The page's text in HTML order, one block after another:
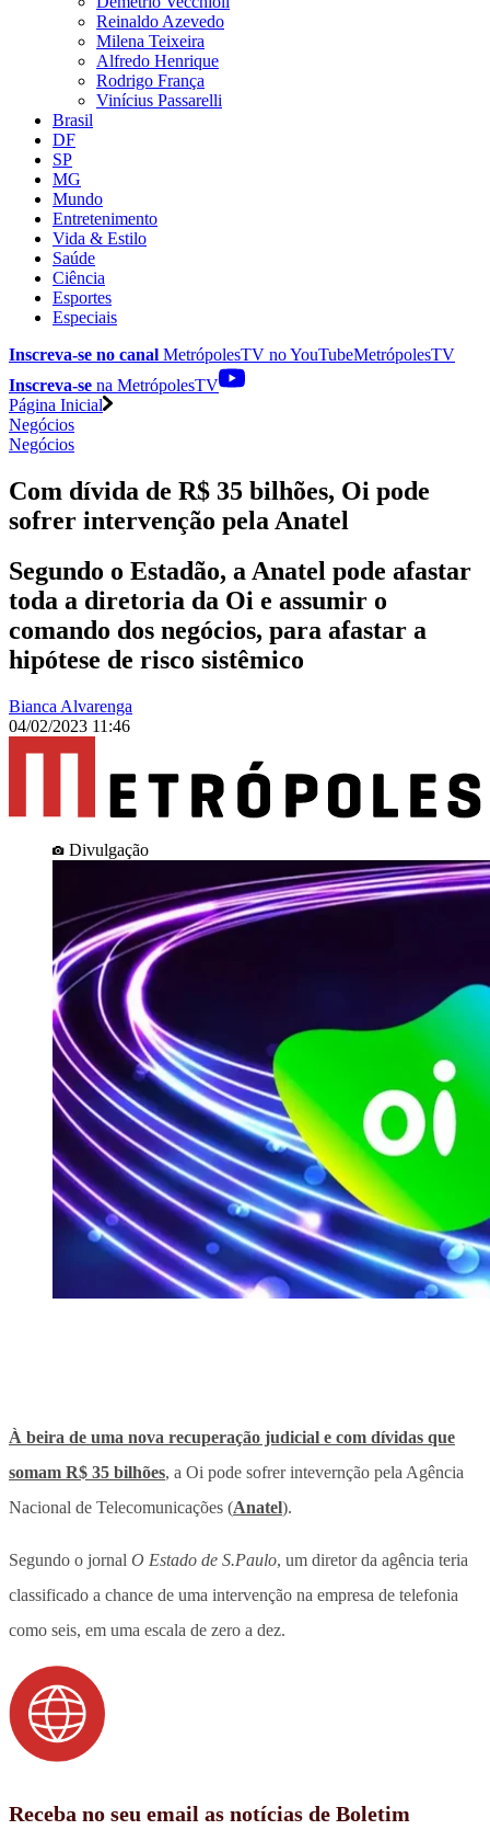
Reinaldo Azevedo
Milena Teixeira
Alfredo Henrique
Rodrigo França
Vinícius Passarelli
Brasil
DF
SP
MG
Mundo
Entretenimento
Vida & Estilo
Saúde
Ciência
Esportes
Especiais
Inscreva-se no canal MetrópolesTV noYouTubeMetrópolesTV
Inscreva-se na MetrópolesTV
Página Inicial
Negócios
Negócios
Com dívida de R$ 35 bilhões, Oi pode
sofrer intervenção pela Anatel
Segundo o Estadão, a Anatel pode afastar
toda a diretoria da Oi e assumir o
comando dos negócios, para afastar a
hipótese de risco sistêmico
Bianca Alvarenga
04/02/2023 11:46
Divulgação
À beira de uma nova recuperação judicial e com dívidas que
somam R$ 35 bilhões, a Oi pode sofrer intevernção pela Agência
Nacional de Telecomunicações (Anatel).
Segundo o jornal O Estado de S.Paulo, um diretor da agência teria
classificado a chance de uma intervenção na empresa de telefonia
como seis, em uma escala de zero a dez.
Receba no seu email as notícias de Boletim